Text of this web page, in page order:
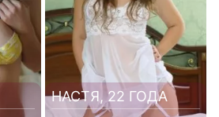
НАСТЯ, 22 ГОДА